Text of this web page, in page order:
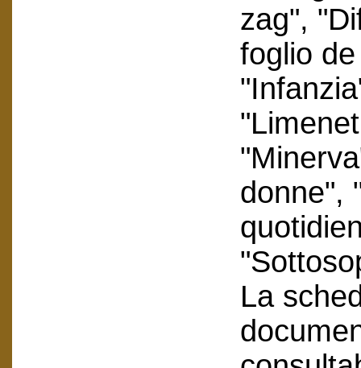
zag",
foglio
donne",
La